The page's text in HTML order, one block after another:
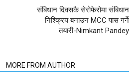
संबिधान दिवसकै सेरोफेरोमा संबिधान
निश्क्रिय बनाउन MCC पास गर्ने
तयारी-Nimkant Pandey
MORE FROM AUTHOR